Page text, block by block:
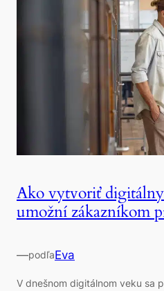
Ako vytvoriť
umožní zákazníkom
—podľaEva
V dnešnom digitálnom veku sa